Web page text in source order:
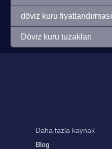
döviz kuru fiyatlandırması
Döviz kuru tuzakları
Daha fazla kaynak
Blog